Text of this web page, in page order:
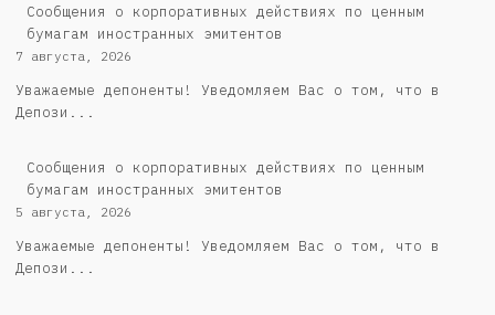
Сообщения о корпоративных действиях по ценным
бумагам иностранных эмитентов
7 августа, 2026
Уважаемые депоненты! Уведомляем Вас о том, что в
Депози...
Сообщения о корпоративных действиях по ценным
бумагам иностранных эмитентов
5 августа, 2026
Уважаемые депоненты! Уведомляем Вас о том, что в
Депози...